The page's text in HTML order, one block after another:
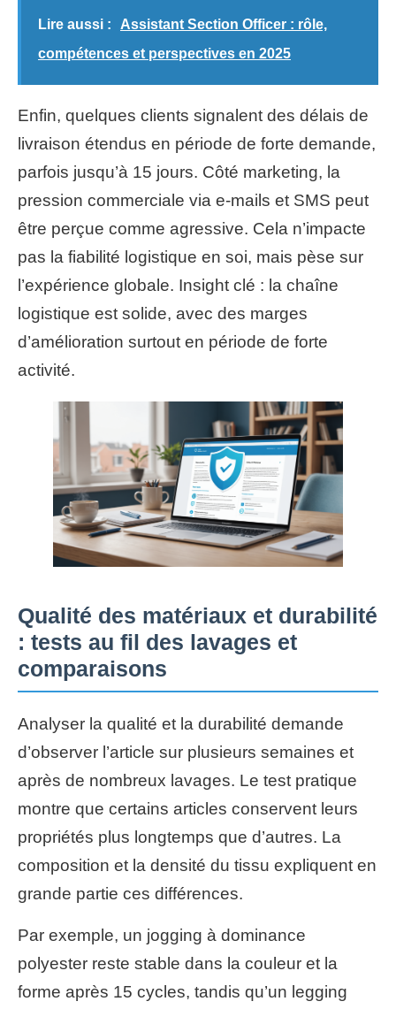
Lire aussi :
Assistant Section Officer : rôle,
compétences et perspectives en 2025
Enfin, quelques clients signalent des délais de
livraison étendus en période de forte demande,
parfois jusqu’à 15 jours. Côté marketing, la
pression commerciale via e-mails et SMS peut
être perçue comme agressive. Cela n’impacte
pas la fiabilité logistique en soi, mais pèse sur
l’expérience globale. Insight clé : la chaîne
logistique est solide, avec des marges
d’amélioration surtout en période de forte
activité.
Qualité des matériaux et durabilité
: tests au fil des lavages et
comparaisons
Analyser la qualité et la durabilité demande
d’observer l’article sur plusieurs semaines et
après de nombreux lavages. Le test pratique
montre que certains articles conservent leurs
propriétés plus longtemps que d’autres. La
composition et la densité du tissu expliquent en
grande partie ces différences.
Par exemple, un jogging à dominance
polyester reste stable dans la couleur et la
forme après 15 cycles, tandis qu’un legging